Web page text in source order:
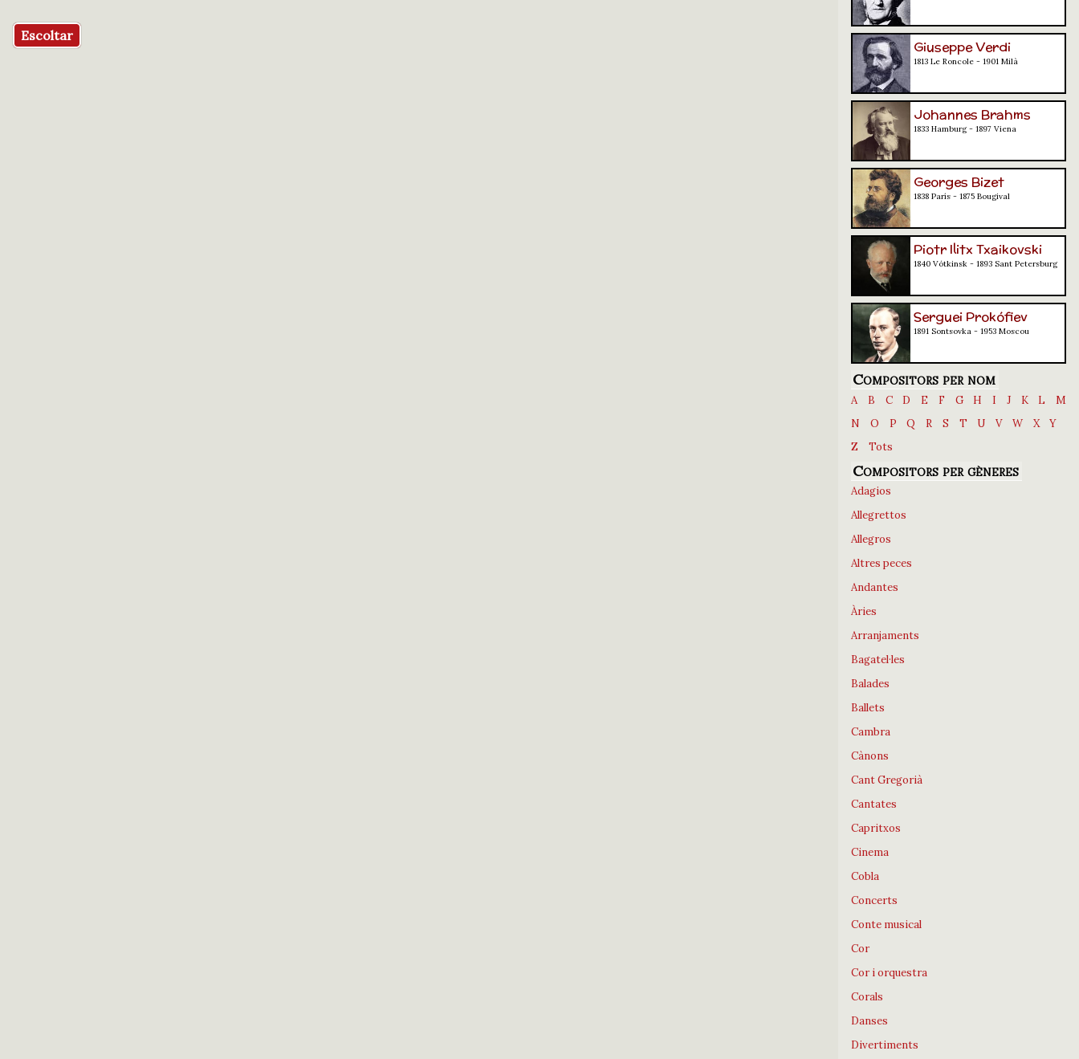
Escoltar
Giuseppe Verdi
1813 Le Roncole - 1901 Milà
Johannes Brahms
1833 Hamburg - 1897 Viena
Georges Bizet
1838 París - 1875 Bougival
Piotr Ilitx Txaikovski
1840 Vótkinsk - 1893 Sant Petersburg
Serguei Prokófiev
1891 Sontsovka - 1953 Moscou
Compositors per nom
A B C D E F G H I J K L
M
N
O P Q R S T U V W X
Y
Z
Tots
Compositors per gèneres
Adagios
Allegrettos
Allegros
Altres peces
Andantes
Àries
Arranjaments
Bagatel·les
Balades
Ballets
Cambra
Cànons
Cant Gregorià
Cantates
Capritxos
Cinema
Cobla
Concerts
Conte musical
Cor
Cor i orquestra
Corals
Danses
Divertiments